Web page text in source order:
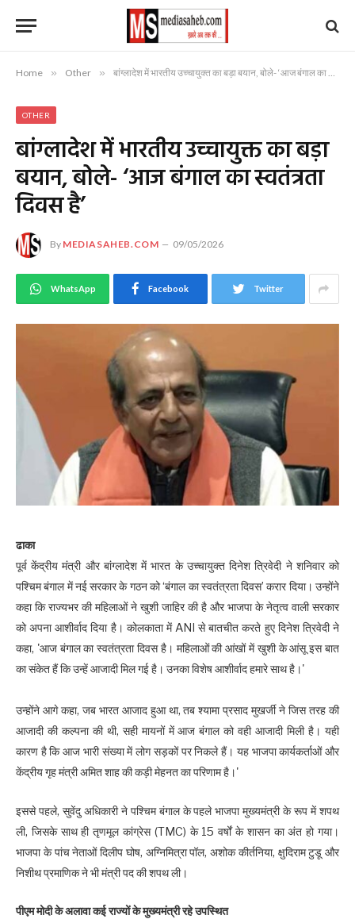
Home » Other » बांग्लादेश में भारतीय उच्चायुक्त का बड़ा बयान, बोले- ‘आज बंगाल का स्वतंत्रता दिवस है’
OTHER
बांग्लादेश में भारतीय उच्चायुक्त का बड़ा
बयान, बोले- ‘आज बंगाल का स्वतंत्रता
दिवस है’
By MEDIASAHEB.COM 09/05/2026
WhatsApp Facebook Twitter
ढाका
पूर्व केंद्रीय मंत्री और बांग्लादेश में भारत के उच्चायुक्त दिनेश त्रिवेदी ने शनिवार को
पश्चिम बंगाल में नई सरकार के गठन को ‘बंगाल का स्वतंत्रता दिवस’ करार दिया। उन्होंने
कहा कि राज्यभर की महिलाओं ने खुशी जाहिर की है और भाजपा के नेतृत्व वाली सरकार
को अपना आशीर्वाद दिया है। कोलकाता में ANI से बातचीत करते हुए दिनेश त्रिवेदी ने
कहा, 'आज बंगाल का स्वतंत्रता दिवस है। महिलाओं की आंखों में खुशी के आंसू इस बात
का संकेत हैं कि उन्हें आजादी मिल गई है। उनका विशेष आशीर्वाद हमारे साथ है।'
उन्होंने आगे कहा, जब भारत आजाद हुआ था, तब श्यामा प्रसाद मुखर्जी ने जिस तरह की
आजादी की कल्पना की थी, सही मायनों में आज बंगाल को वही आजादी मिली है। यही
कारण है कि आज भारी संख्या में लोग सड़कों पर निकले हैं। यह भाजपा कार्यकर्ताओं और
केंद्रीय गृह मंत्री अमित शाह की कड़ी मेहनत का परिणाम है।'
इससे पहले, सुवेंदु अधिकारी ने पश्चिम बंगाल के पहले भाजपा मुख्यमंत्री के रूप में शपथ
ली, जिसके साथ ही तृणमूल कांग्रेस (TMC) के 15 वर्षों के शासन का अंत हो गया।
भाजपा के पांच नेताओं दिलीप घोष, अग्निमित्रा पॉल, अशोक कीर्तनिया, क्षुदिराम टुडू और
निशीथ प्रमाणिक ने भी मंत्री पद की शपथ ली।
पीएम मोदी के अलावा कई राज्यों के मुख्यमंत्री रहे उपस्थित